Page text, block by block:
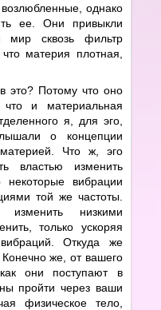
однако
ее. Они привыкли
мир сквозь фильтр
материя плотная,
это? Потому что оно
и материальная
я, для эго,
о концепции
Что ж, эго
властью изменить
вибрации
той же частоты.
изменить низкими
только ускоряя
Откуда же
же, от вашего
они поступают в
пройти через ваши
физическое тело,